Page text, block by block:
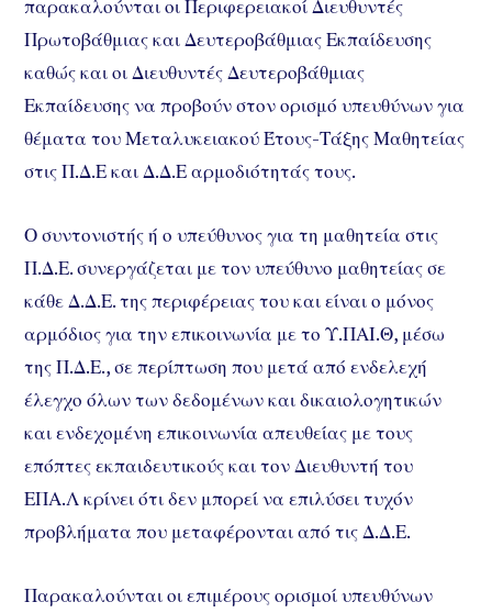
παρακαλούνται οι Περιφερειακοί Διευθυντές
Πρωτοβάθμιας και Δευτεροβάθμιας Εκπαίδευσης
καθώς και οι Διευθυντές Δευτεροβάθμιας
Εκπαίδευσης να προβούν στον ορισμό υπευθύνων για
θέματα του Μεταλυκειακού Έτους-Τάξης Μαθητείας
στις Π.Δ.Ε και Δ.Δ.Ε αρμοδιότητάς τους.
Ο συντονιστής ή ο υπεύθυνος για τη μαθητεία στις
Π.Δ.Ε. συνεργάζεται με τον υπεύθυνο μαθητείας σε
κάθε Δ.Δ.Ε. της περιφέρειας του και είναι ο μόνος
αρμόδιος για την επικοινωνία με το Υ.ΠΑΙ.Θ, μέσω
της Π.Δ.Ε., σε περίπτωση που μετά από ενδελεχή
έλεγχο όλων των δεδομένων και δικαιολογητικών
και ενδεχομένη επικοινωνία απευθείας με τους
επόπτες εκπαιδευτικούς και τον Διευθυντή του
ΕΠΑ.Λ κρίνει ότι δεν μπορεί να επιλύσει τυχόν
προβλήματα που μεταφέρονται από τις Δ.Δ.Ε.
Παρακαλούνται οι επιμέρους ορισμοί υπευθύνων